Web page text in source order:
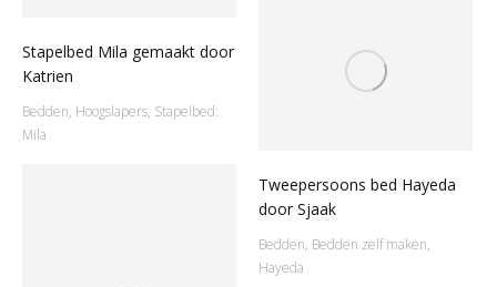
Stapelbed Mila gemaakt door
Katrien
Bedden, Hoogslapers, Stapelbed:
Mila
Tweepersoons bed Hayeda
door Sjaak
Bedden, Bedden zelf maken,
Hayeda